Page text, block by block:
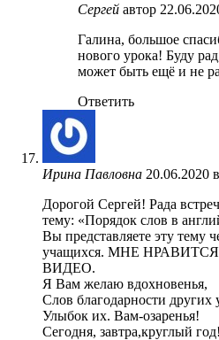
Сергей автор
Галина, большое
нового урока! Буду
может быть ещё и не
Ответить
Ирина Павловна 20.06.2020
Дорогой Сергей! Рада
тему: «Порядок слов в
Вы представляете эту тему
учащихся. МНЕ
ВИДЕО.
Я Вам желаю вдохновенья,
Слов благодарности других
Улыбок их. Вам-озаренья!
Сегодня, завтра,круглый год!